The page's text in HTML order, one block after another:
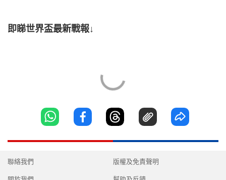
即睇世界盃最新戰報↓
聯絡我們 版權及免責聲明